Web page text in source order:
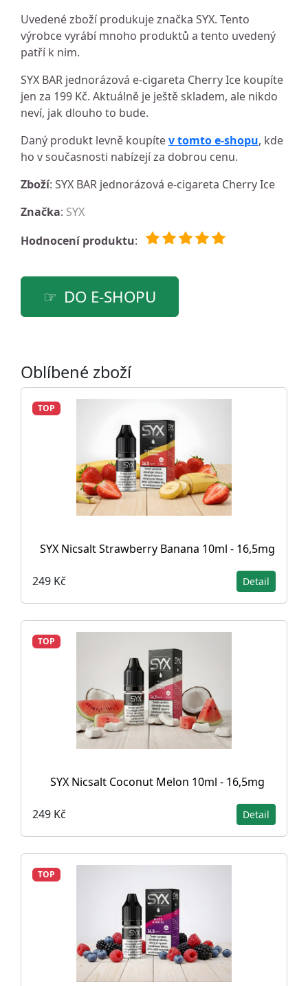
Uvedené zboží produkuje značka SYX. Tento
výrobce vyrábí mnoho produktů a tento uvedený
patří k nim.
SYX BAR jednorázová e-cigareta Cherry Ice koupíte
jen za 199 Kč. Aktuálně je ještě skladem, ale nikdo
neví, jak dlouho to bude.
Daný produkt levně koupítev tomto e-shopu, kde
ho v současnosti nabízejí za dobrou cenu.
Zboží: SYX BAR jednorázová e-cigareta Cherry Ice
Značka: SYX
Hodnocení produktu:
DO E-SHOPU
Oblíbené zboží
TOP
SYX Nicsalt Strawberry Banana 10ml - 16,5mg
249 Kč Detail
TOP
SYX Nicsalt Coconut Melon 10ml - 16,5mg
249 Kč Detail
TOP